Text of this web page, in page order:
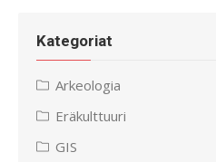
Kategoriat
Arkeologia
Eräkulttuuri
GIS